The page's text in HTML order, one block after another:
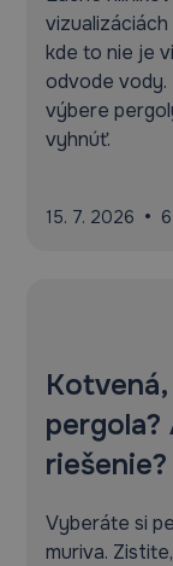
kde to nie je
odvode vody.
výbere
vyhnúť.
15. 7. 2026 •
riešenie?
Vyberáte si
muriva.